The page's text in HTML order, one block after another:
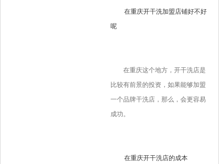
在重庆开干洗加盟店铺好不好
呢
在重庆这个地方，开干洗店是
比较有前景的投资，如果能够加盟
一个品牌干洗店，那么，会更容易
成功。
在重庆开干洗店的成本